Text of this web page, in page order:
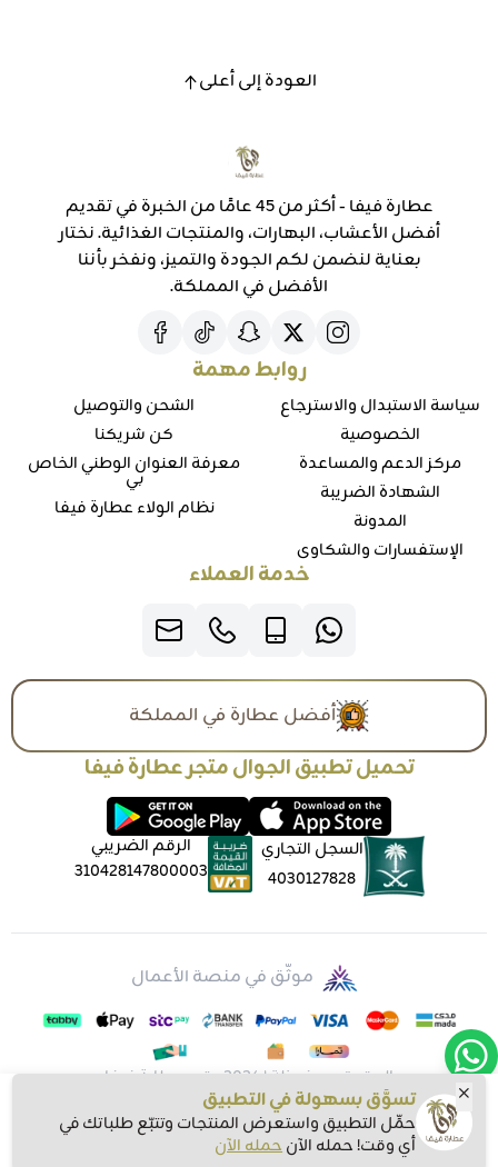
اشتري الآن
العودة إلى أعلى
عطارة فيفا - أكثر من 45 عامًا من الخبرة في تقديم
أفضل الأعشاب، البهارات، والمنتجات الغذائية. نختار
بعناية لنضمن لكم الجودة والتميز، ونفخر بأننا
الأفضل في المملكة.
روابط مهمة
سياسة الاستبدال والاسترجاع
الخصوصية
مركز الدعم والمساعدة
الشهادة الضريبة
المدونة
الإستفسارات والشكاوي
الشحن والتوصيل
كن شريكنا
معرفة العنوان الوطني الخاص
بي
نظام الولاء عطارة فيفا
خدمة العملاء
أفضل عطارة في المملكة
تحميل تطبيق الجوال متجر عطارة فيفا
السجل التجاري
4030127828
الرقم الضريبي
310428147800003
موثّق في منصة الأعمال
الحقوق محفوظة | 2026 متجر عطارة فيفا
تسوَّق بسهولة في التطبيق
حمِّل التطبيق واستعرض المنتجات وتتبّع طلباتك في
أي وقت! حمله الآنحمله الآن